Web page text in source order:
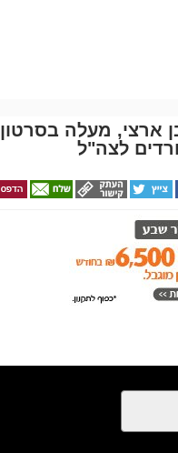
ארצי, מעלה בסרטון
לצה"ל